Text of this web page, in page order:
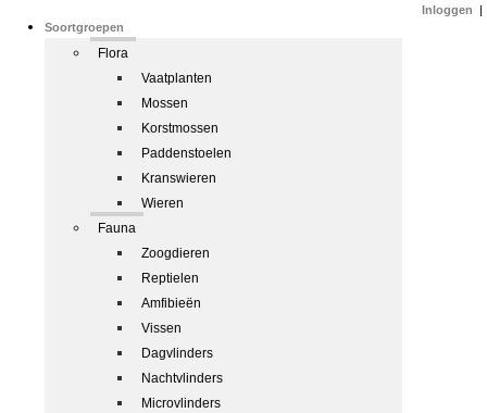
Soortgroepen
Flora
Vaatplanten
Mossen
Korstmossen
Paddenstoelen
Kranswieren
Wieren
Fauna
Zoogdieren
Reptielen
Amfibieën
Vissen
Dagvlinders
Nachtvlinders
Microvlinders
Inloggen |